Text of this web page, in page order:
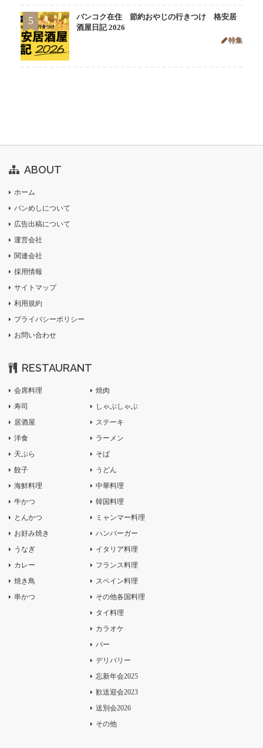
5
バンコク在住 節約おやじの行きつけ 格安居
酒屋日記 2026
特集
ABOUT
ホーム
バンめしについて
広告出稿について
運営会社
関連会社
採用情報
サイトマップ
利用規約
プライバシーポリシー
お問い合わせ
RESTAURANT
会席料理
寿司
居酒屋
洋食
天ぷら
餃子
海鮮料理
牛かつ
とんかつ
お好み焼き
うなぎ
カレー
焼き鳥
串かつ
焼肉
しゃぶしゃぶ
ステーキ
ラーメン
そば
うどん
中華料理
韓国料理
ミャンマー料理
ハンバーガー
イタリア料理
フランス料理
スペイン料理
その他各国料理
タイ料理
カラオケ
バー
デリバリー
忘新年会2025
歓送迎会2023
送別会2026
その他